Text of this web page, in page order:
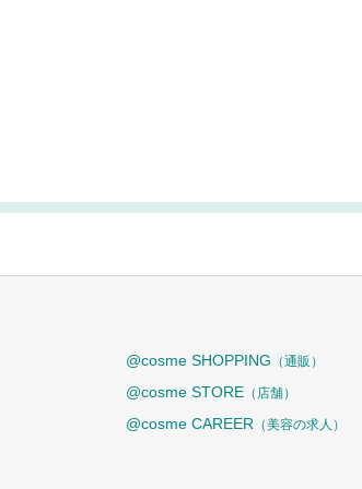
@cosme SHOPPING （通販）
@cosme STORE （店舗）
@cosme CAREER （美容の求人）